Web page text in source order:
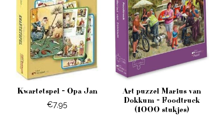
Kwartetspel - Opa Jan
€7,95
Art puzzel Marius van
Dokkum - Foodtruck
(1000 stukjes)